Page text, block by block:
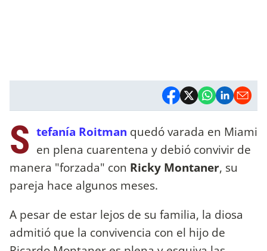
S tefanía Roitman quedó varada en Miami
en plena cuarentena y debió convivir de
manera "forzada" con Ricky Montaner, su
pareja hace algunos meses.
A pesar de estar lejos de su familia, la diosa
admitió que la convivencia con el hijo de